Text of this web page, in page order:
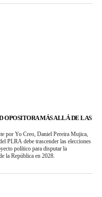
OPOSITORA MÁS ALLÁ DE LAS
por Yo Creo, Daniel Pereira Mujica,
PLRA debe trascender las elecciones
político para disputar la
la República en 2028.